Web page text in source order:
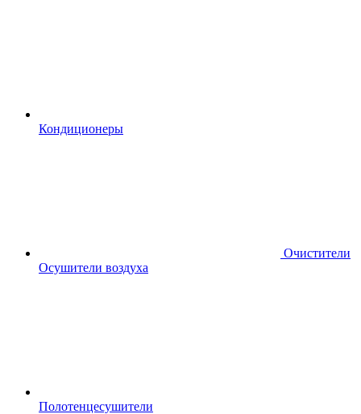
Кондиционеры
Очистители
Осушители воздуха
Полотенцесушители